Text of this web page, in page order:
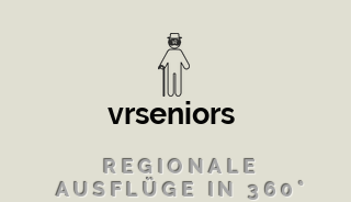
vrseniors
REGIONALE
AUSFLÜGE IN 360°